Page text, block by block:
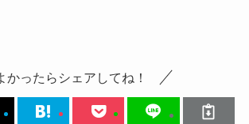
かったらシェアしてね！